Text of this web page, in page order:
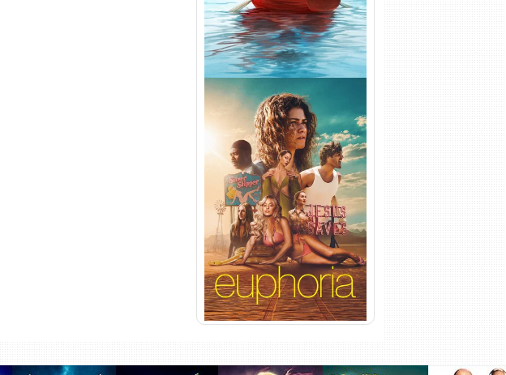
Euphoria 3ª Temporada
Torrent (2026) WEB-DL 1080p
Dual Áudio